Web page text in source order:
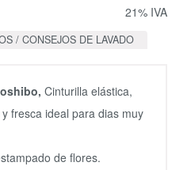
21% IVA
/ CONSEJOS DE LAVADO
Cinturilla elástica,
fresca ideal para dias muy
de flores.